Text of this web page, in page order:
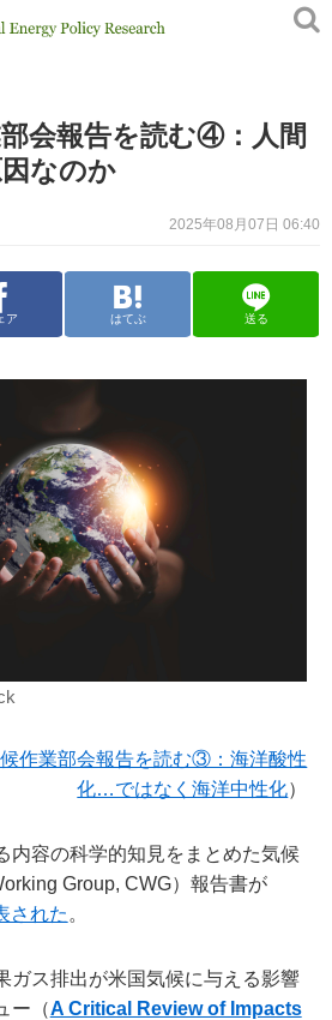
会報告を読む④：人間
なのか
2025年08月07日 06:40
ア はてぶ 送る
作業部会報告を読む③：海洋酸性
化…ではなく海洋中性化）
内容の科学的知見をまとめた気候
Group, CWG）報告書が
された 。
ガス排出が米国気候に与える影響
ー（A Critical Review of Impacts